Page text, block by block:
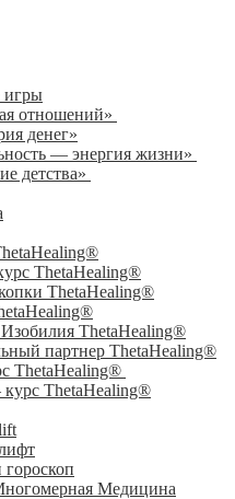
игры
отношений»
денег»
— энергия жизни»
детства»
ThetaHealing®
ThetaHealing®
ThetaHealing®
партнер ThetaHealing®
ThetaHealing®
ThetaHealing®
Медицина